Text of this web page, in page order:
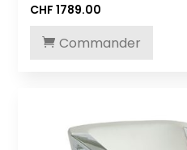
CHF 1789.00
Commander